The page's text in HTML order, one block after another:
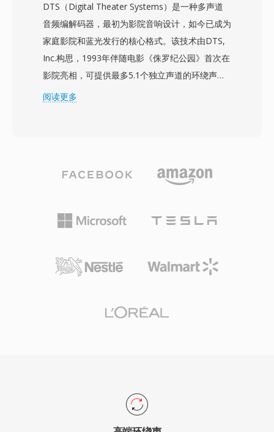
实现高效定位。MTS录制保留了相机传感器捕获
的完整质量，使其适合作为编辑工作流的源素材。
H.264压缩的使用在视频质量和文件大小之间提供
了有效平衡，可在常见的SD和SDHC存储卡上实
现更长的录制时间。MTS文件被所有主流视频编
辑软件识别，可直接导入编辑时间线，但某些工作
DTS（Digital Theater Systems）是一种多声道
音频编解码器，最初为影院音响设计，如今已成为
家庭影院和蓝光发行的核心格式。该技术由DTS,
Inc.构思，1993年伴随电影《侏罗纪公园》首次在
影院亮相，可提供最多5.1个独立声道的环绕声，
比特率通常在768 kbps至1.5 Mbps之间。与依赖
版本DTS-HD Master Audio增加了无损扩展层，
势包括在AV接收器、游戏主机和车载信息娱乐系
统中的广泛硬件支持，以及强大的错误隐藏能力，
绕声内容面向物理媒体或高端流媒体发布的用户，
阅读更多